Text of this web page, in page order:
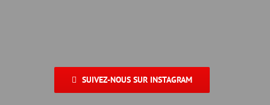
SUIVEZ-NOUS SUR INSTAGRAM